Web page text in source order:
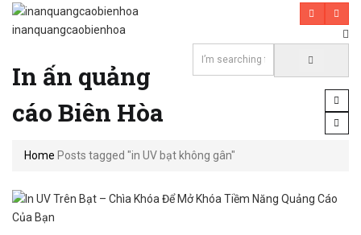
inanquangcaobienhoa
In ấn quảng
cáo Biên Hòa
Home Posts tagged "in UV bạt không gân"